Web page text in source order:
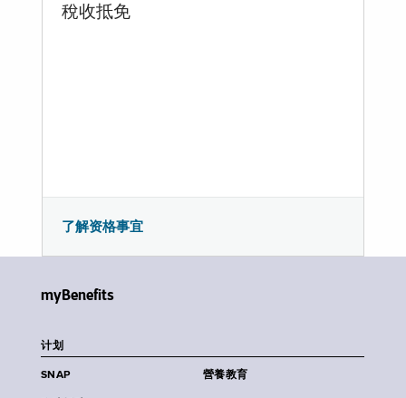
稅收抵免
了解资格事宜
myBenefits
计划
SNAP 營養教育